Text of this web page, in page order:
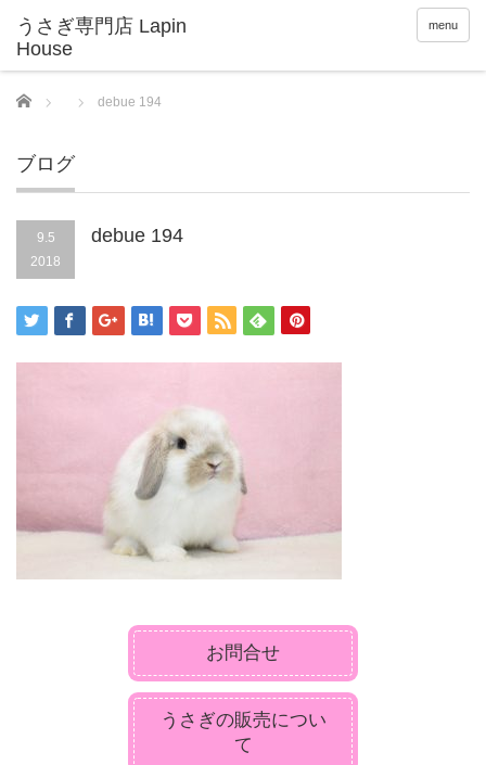
menu
Home debue 194
ブログ
9.5
2018
debue 194
お問合せ
うさぎの販売につい
て